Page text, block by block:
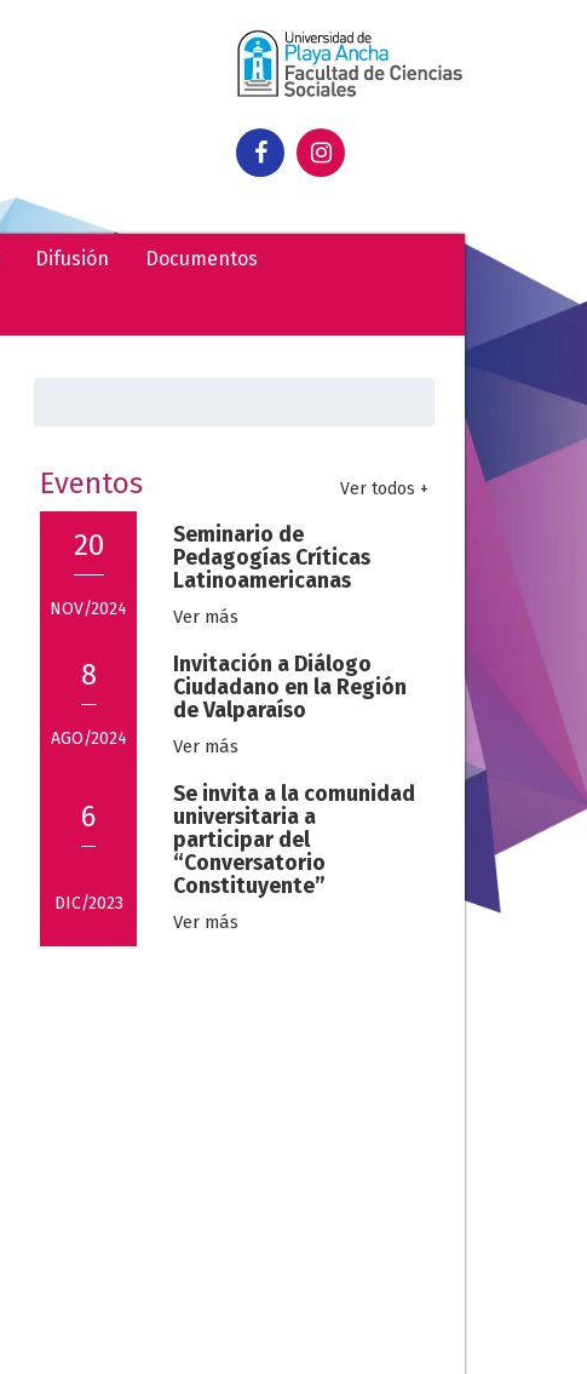
Difusión Documentos
Eventos Ver todos +
20
NOV/2024
Seminario de
Pedagogías Críticas
Latinoamericanas
Ver más
8
AGO/2024
Invitación a Diálogo
Ciudadano en la Región
de Valparaíso
Ver más
6
DIC/2023
Se invita a la comunidad
universitaria a
participar del
“Conversatorio
Constituyente”
Ver más